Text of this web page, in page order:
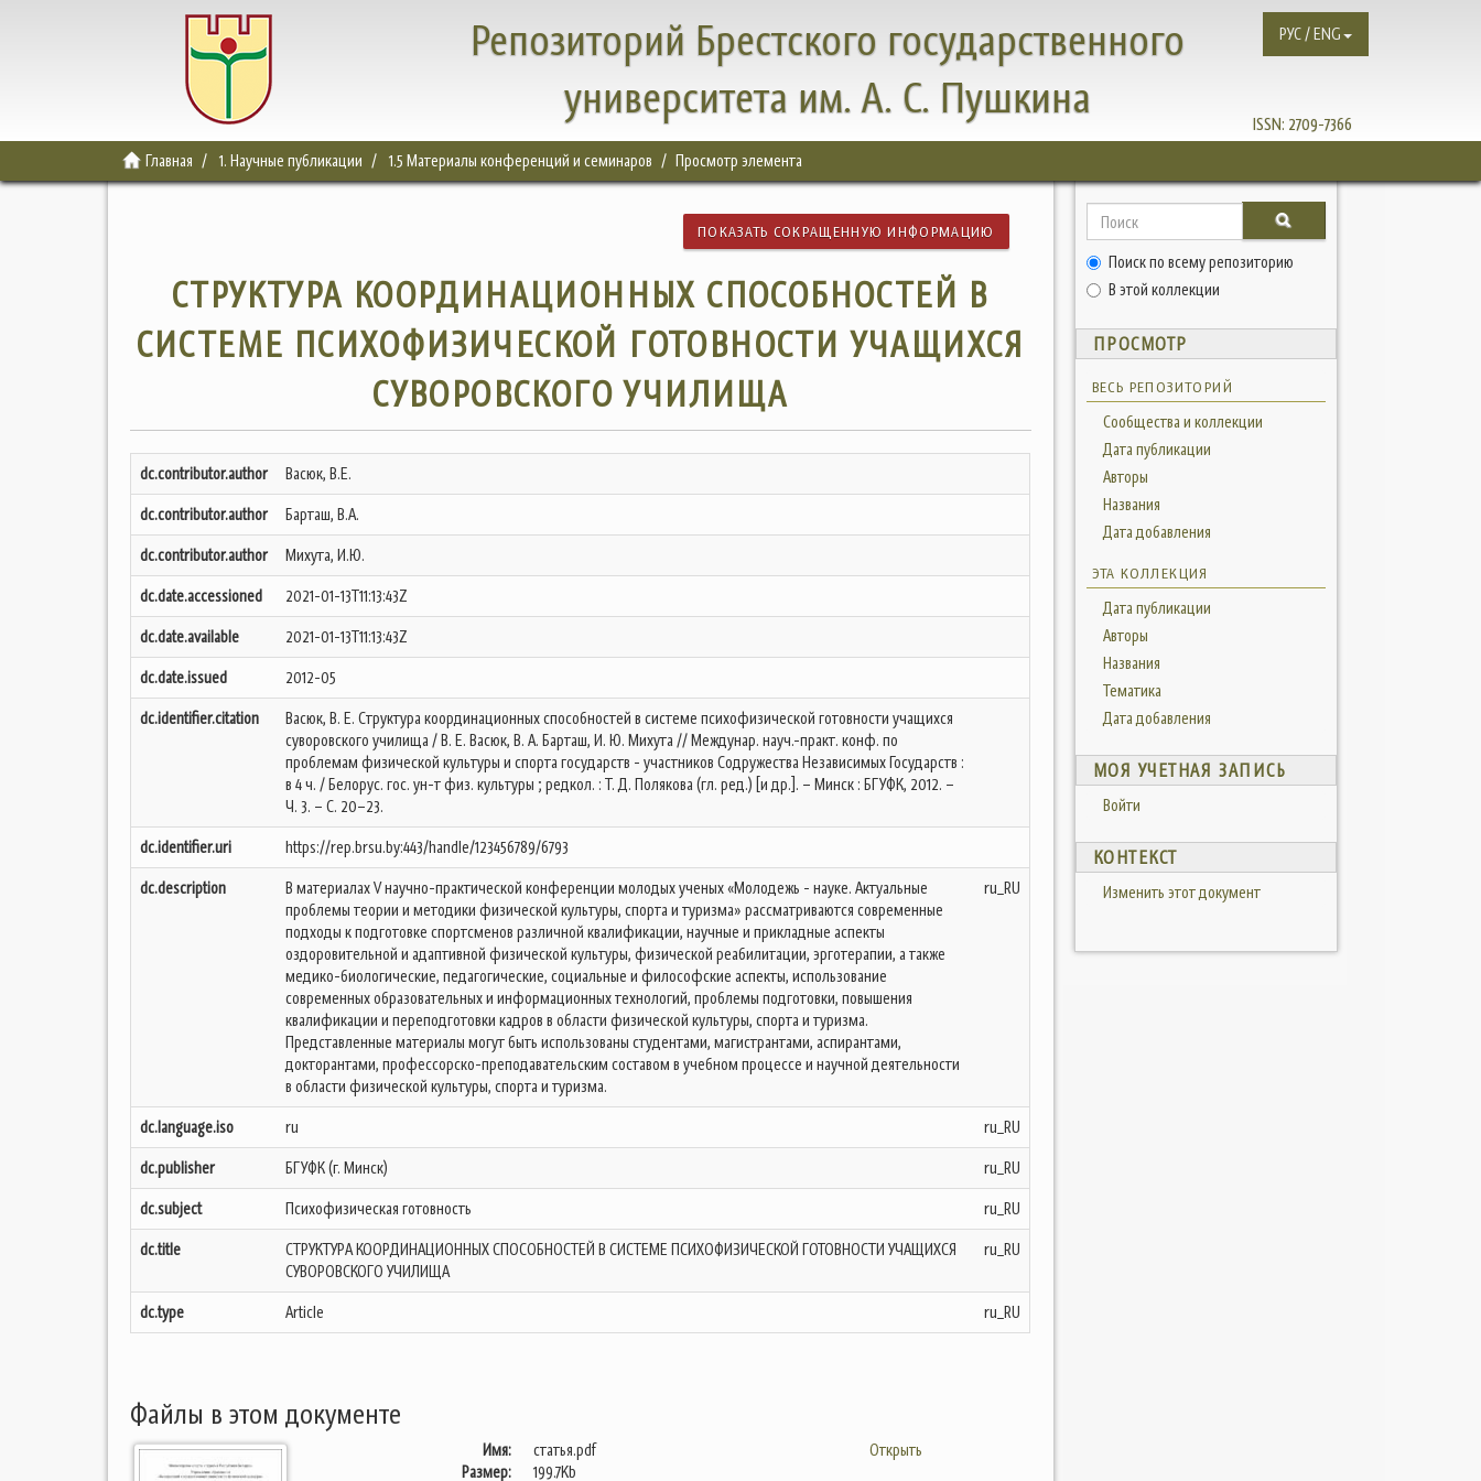
Репозиторий Брестского государственного
университета им. А. С. Пушкина
ISSN: 2709-7366
РУС / ENG
Главная 1. Научные публикации 1.5 Материалы конференций и семинаров Просмотр элемента
ПОКАЗАТЬ СОКРАЩЕННУЮ ИНФОРМАЦИЮ
СТРУКТУРА КООРДИНАЦИОННЫХ СПОСОБНОСТЕЙ В
СИСТЕМЕ ПСИХОФИЗИЧЕСКОЙ ГОТОВНОСТИ УЧАЩИХСЯ
СУВОРОВСКОГО УЧИЛИЩА
dc.contributor.author
Васюк, В.Е.
dc.contributor.author
Барташ, В.А.
dc.contributor.author
Михута, И.Ю.
dc.date.accessioned
2021-01-13T11:13:43Z
dc.date.available
2021-01-13T11:13:43Z
dc.date.issued
2012-05
dc.identifier.citation
Васюк, В. Е. Структура координационных способностей в системе психофизической готовности учащихся
суворовского училища / В. Е. Васюк, В. А. Барташ, И. Ю. Михута // Междунар. науч.-практ. конф. по
проблемам физической культуры и спорта государств - участников Содружества Независимых Государств :
в 4 ч. / Белорус. гос. ун-т физ. культуры ; редкол. : Т. Д. Полякова (гл. ред.) [и др.]. – Минск : БГУФК, 2012. –
Ч. 3. – С. 20–23.
dc.identifier.uri
https://rep.brsu.by:443/handle/123456789/6793
dc.description
В материалах V научно-практической конференции молодых ученых «Молодежь - науке. Актуальные
проблемы теории и методики физической культуры, спорта и туризма» рассматриваются современные
подходы к подготовке спортсменов различной квалификации, научные и прикладные аспекты
оздоровительной и адаптивной физической культуры, физической реабилитации, эрготерапии, а также
медико-биологические, педагогические, социальные и философские аспекты, использование
современных образовательных и информационных технологий, проблемы подготовки, повышения
квалификации и переподготовки кадров в области физической культуры, спорта и туризма.
Представленные материалы могут быть использованы студентами, магистрантами, аспирантами,
докторантами, профессорско-преподавательским составом в учебном процессе и научной деятельности
в области физической культуры, спорта и туризма.
ru_RU
dc.language.iso ru
ru_RU
dc.publisher
БГУФК (г. Минск)
ru_RU
dc.subject
Психофизическая готовность
ru_RU
dc.title
СТРУКТУРА КООРДИНАЦИОННЫХ СПОСОБНОСТЕЙ В СИСТЕМЕ ПСИХОФИЗИЧЕСКОЙ ГОТОВНОСТИ УЧАЩИХСЯ
СУВОРОВСКОГО УЧИЛИЩА
ru_RU
dc.type Article ru_RU
Файлы в этом документе
Имя:
статья.pdf
Размер:
199.7Kb
Открыть
Поиск по всему репозиторию
В этой коллекции
ПРОСМОТР
ВЕСЬ РЕПОЗИТОРИЙ
Сообщества и коллекции
Дата публикации
Авторы
Названия
Дата добавления
ЭТА КОЛЛЕКЦИЯ
Дата публикации
Авторы
Названия
Тематика
Дата добавления
МОЯ УЧЕТНАЯ ЗАПИСЬ
Войти
КОНТЕКСТ
Изменить этот документ